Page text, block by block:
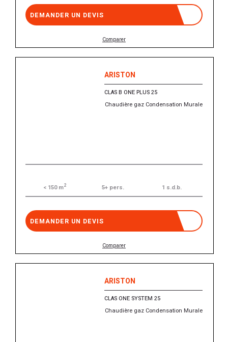
DEMANDER UN DEVIS
Comparer
ARISTON
CLAS B ONE PLUS 25
Chaudière gaz Condensation Murale
< 150 m2 5+ pers. 1 s.d.b.
DEMANDER UN DEVIS
Comparer
ARISTON
CLAS ONE SYSTEM 25
Chaudière gaz Condensation Murale